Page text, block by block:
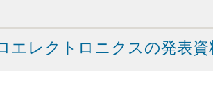
エレクトロニクスの発表資